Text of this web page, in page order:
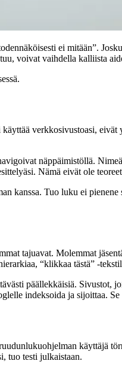
ei mitään”.
voivat vaihdella kalliista
verkkosivustoasi,
näppäimistöllä.
Nämä eivät ole
kanssa. Tuo luku ei
tajuavat. Molemmat
“klikkaa tästä” -
päällekkäisiä.
indeksoida ja sijoittaa.
käyttäjä
tuo testi julkaistaan.